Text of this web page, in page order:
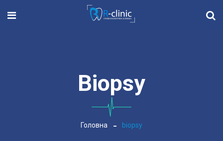
Biopsy
Головна biopsy